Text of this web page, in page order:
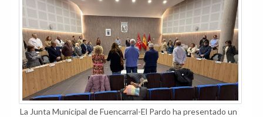
La Junta Municipal de Fuencarral-El Pardo ha presentado un